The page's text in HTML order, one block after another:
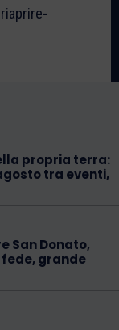
propria terra:
tra eventi,
San Donato,
grande